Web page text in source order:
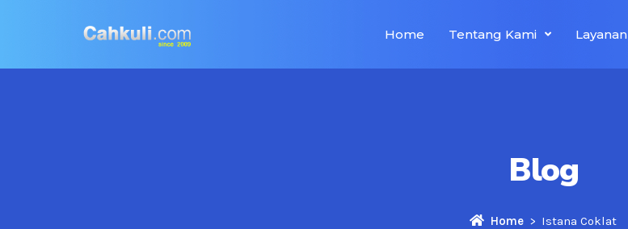
Home Tentang Kami Layanan
Blog
Home Istana Coklat